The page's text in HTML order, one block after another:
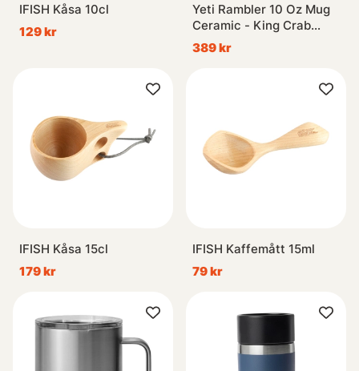
IFISH Kåsa 10cl
129 kr
Yeti Rambler 10 Oz Mug
Ceramic - King Crab
Orange
389 kr
IFISH Kåsa 15cl
179 kr
IFISH Kaffemått 15ml
79 kr